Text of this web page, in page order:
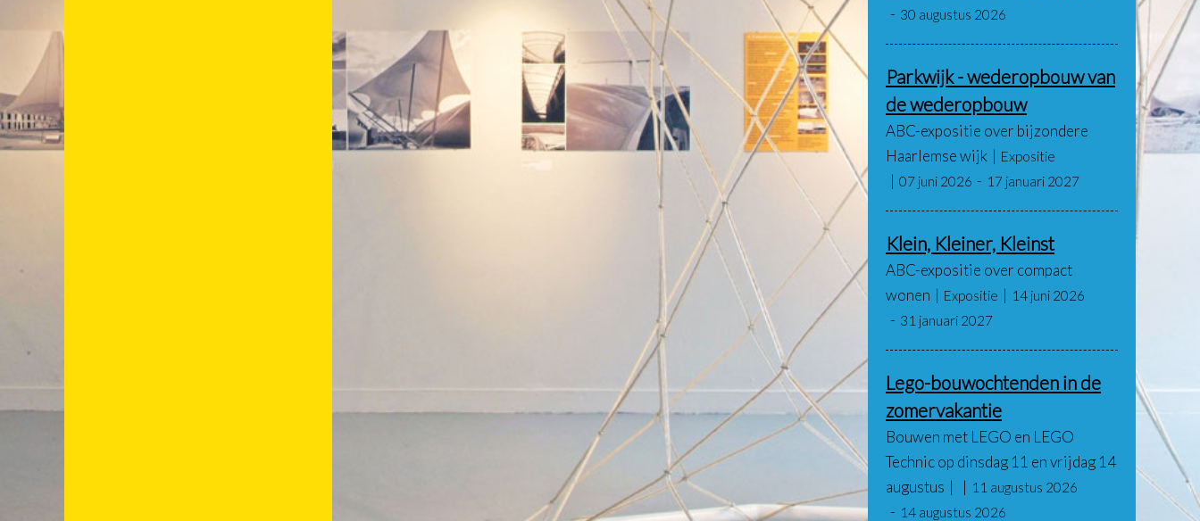
30 augustus 2026
Parkwijk - wederopbouw van
de wederopbouw
ABC-expositie over bijzondere
Haarlemse wijk
Expositie
07 juni 2026
17 januari 2027
Klein, Kleiner, Kleinst
ABC-expositie over compact
wonen
Expositie
14 juni 2026
31 januari 2027
Lego-bouwochtenden in de
zomervakantie
Bouwen met LEGO en LEGO
Technic op dinsdag 11 en vrijdag 14
augustus
11 augustus 2026
14 augustus 2026